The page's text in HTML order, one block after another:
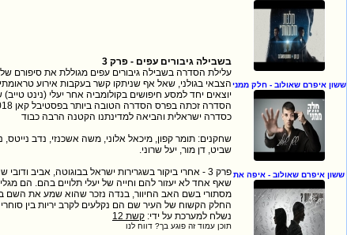
ששון איפרם שאולוב - חלק ממני
ששון איפרם שאולוב - איפה את
בשבילה גיבורים עפים - פרק 3
עלילת הסדרה בשבילה גיבורים עפים מגוללת את סיפורם
הצבאי בגולני, שאל אף שניתקו קשר בעקבות אירוע
שחקנים: תומר קפון, מיכאל אלוני, משה אשכנזי, נדב נייטס,
פרק 3 - אחרי ביקור בשגרירות ישראל בבוגוטה, אביב
שאף אחד לא יעזור להם וחייה של יעלי תלויים בהם. הם
מסתורי בשם האב החיוור, בנדה נזכר שהוא שמע את השם
החלק הקשוח של העיר שם הם נקלעים לקרב יריות בין
נשלח למערכת על ידי: קשת 12
תוכן עמוד זה פוגע בך? דווח לנו